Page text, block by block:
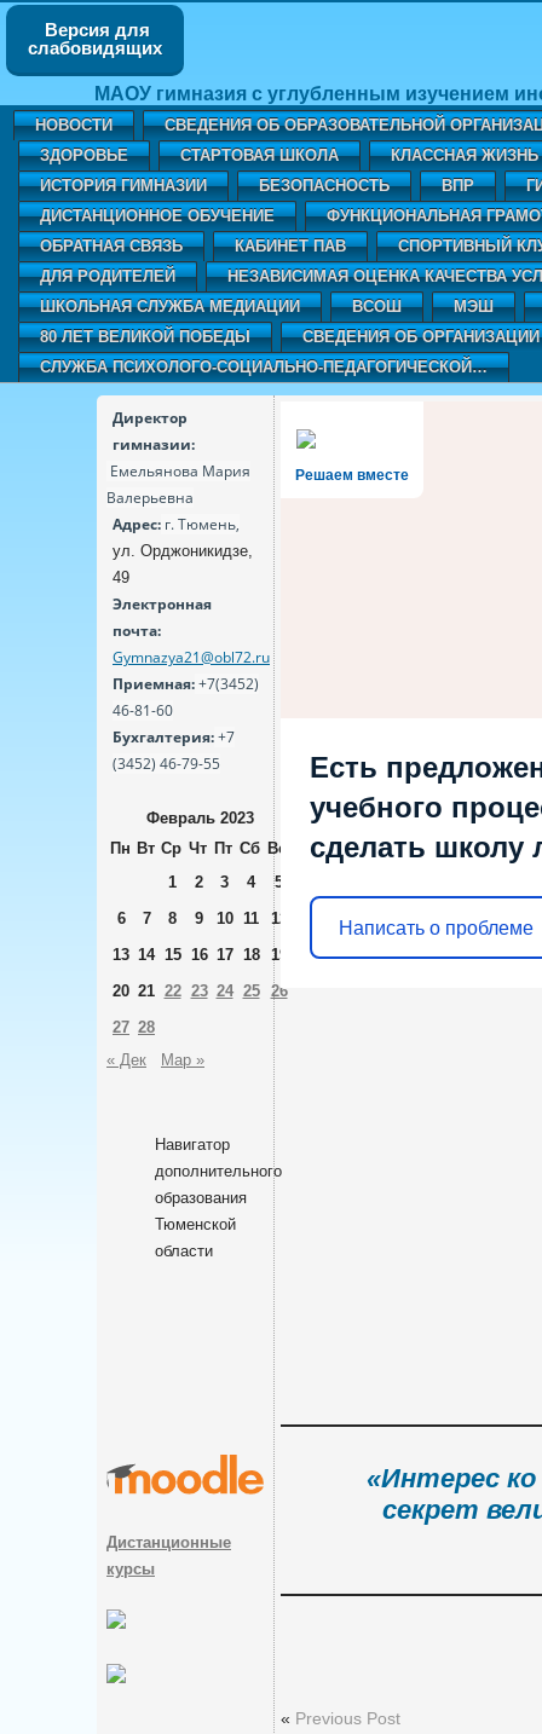
Версия для
слабовидящих
МАОУ гимназия с углубленным изучением
НОВОСТИ
СВЕДЕНИЯ ОБ ОБРАЗОВАТЕЛЬНОЙ
ЗДОРОВЬЕ
СТАРТОВАЯ ШКОЛА
КЛАССНАЯ ЖИЗНЬ
ИСТОРИЯ ГИМНАЗИИ
БЕЗОПАСНОСТЬ ВПР
ДИСТАНЦИОННОЕ ОБУЧЕНИЕ
ФУНКЦИОНАЛЬНАЯ
ОБРАТНАЯ СВЯЗЬ
КАБИНЕТ ПАВ
CПОРТИВНЫЙ
ДЛЯ РОДИТЕЛЕЙ
НЕЗАВИСИМАЯ ОЦЕНКА КАЧЕСТВА
ШКОЛЬНАЯ СЛУЖБА МЕДИАЦИИ
ВСОШ
МЭШ
80 ЛЕТ ВЕЛИКОЙ ПОБЕДЫ
СВЕДЕНИЯ ОБ
СЛУЖБА ПСИХОЛОГО-СОЦИАЛЬНО-ПЕДАГОГИЧЕСКОЙ…
Директор
гимназии:
Емельянова Мария
Валерьевна
Адрес: г. Тюмень,
ул. Орджоникидзе,
49
Электронная
почта:
Gymnazya21@obl72.ru
Приемная:+7(3452)
46-81-60
Бухгалтерия:+7
(3452) 46-79-55
Февраль 2023
Пн Вт Ср Чт Пт Сб Вс
1
2 3 4
5
6
7 8 9 10 11
12
13 14 15 16 17 18
19
20 21 22 23 24 25
26
27 28
« Дек
Мар »
Навигатор
дополнительного
образования
Тюменской
области
Дистанционные
курсы
Решаем вместе
Есть
учебного
сделать школу
Написать о проблеме
«Интерес
секрет
« Previous Post